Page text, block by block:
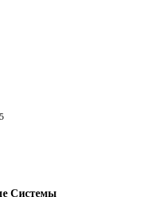
Системы